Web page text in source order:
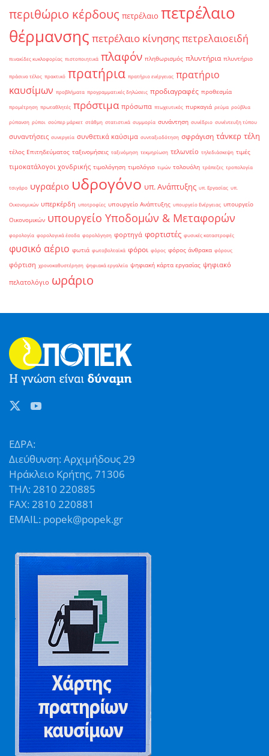
περιθώριο κέρδους πετρέλαιο πετρέλαιο
θέρμανσης πετρέλαιο κίνησηςπετρελαιοειδή
πινακίδες κυκλοφορίας πιστοποιητικά πλαφόν πληθωρισμός πλυντήρια πλυντήριο
πράσινο τέλος πρακτικό πρατήρια πρατήριο ενέργειας πρατήριο
καυσίμων προβλήματα προγραμματικές δηλώσεις προδιαγραφές προθεσμία
προμέτρηση πρωταθλητές πρόστιμα πρόσωπα πτωχευτικός πυρκαγιά ρεύμα ρούβλια
ρύπανση ρύποι σούπερ μάρκετ στάθμη στατιστικά συμμορία συνάντηση συνέδριο συνέντευξη τύπου
συναντήσεις συνεργεία συνθετικά καύσιμα συνταξιοδότηση σφράγιση τάνκερ τέλη
τέλος Επιτηδεύματος ταξινομήσεις ταξινόμηση τεκμηρίωση τελωνείο τηλεδιάσκεψη τιμές
τιμοκατάλογοι χονδρικής τιμολόγηση τιμολόγιο τιμών τολουόλη τράπεζες τροπολογία
τσιγάρο υγραέριο υδρογόνο υπ. Ανάπτυξης υπ. Εργασίας υπ.
Οικονομικών υπερκέρδη υποτροφίες υπουργείο Ανάπτυξης υπουργείο Ενέργειας υπουργείο
Οικονομικών υπουργείο Υποδομών & Μεταφορών
φορολογία φορολογικά έσοδα φορολόγηση φορτηγά φορτιστές φυσικές καταστροφές
φυσικό αέριο φωτιά φωτοβολταϊκά φόροι φόρος φόρος άνθρακα φόρους
φόρτιση χρονοκαθυστέρηση ψηφιακά εργαλεία ψηφιακή κάρτα εργασίας ψηφιακό
πελατολόγιο ωράριο
ΕΔΡΑ:
Διεύθυνση: Αρχιμήδους 29
Ηράκλειο Κρήτης, 71306
ΤΗΛ: 2810 220885
FAX: 2810 220881
EMAIL: popek@popek.gr